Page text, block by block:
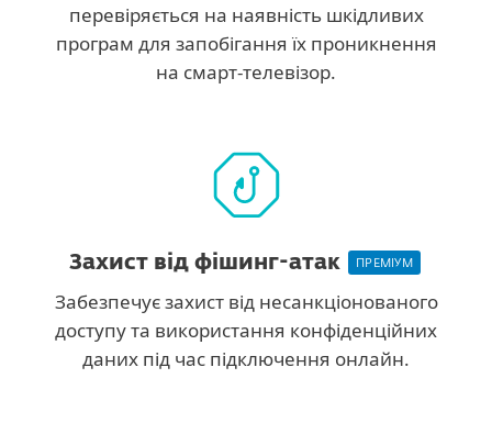
перевіряється на наявність шкідливих
програм для запобігання їх проникнення
на смарт-телевізор.
Захист від фішинг-атак ПРЕМІУМ
Забезпечує захист від несанкціонованого
доступу та використання конфіденційних
даних під час підключення онлайн.